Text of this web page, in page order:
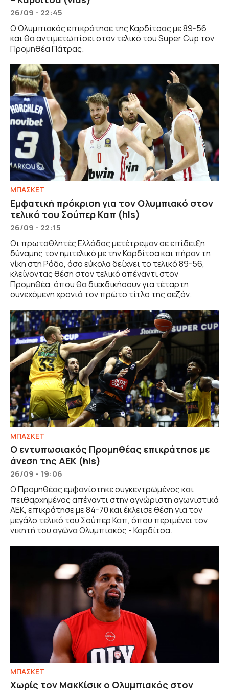
26/09 - 22:45
Ο Ολυμπιακός επικράτησε της Καρδίτσας με 89-56
και θα αντιμετωπίσει στον τελικό του Super Cup τον
Προμηθέα Πάτρας.
ΜΠΑΣΚΕΤ
Εμφατική πρόκριση για τον Ολυμπιακό στον
τελικό του Σούπερ Καπ (hls)
26/09 - 22:15
Οι πρωταθλητές Ελλάδος μετέτρεψαν σε επίδειξη
δύναμης τον ημιτελικό με την Καρδίτσα και πήραν τη
νίκη στη Ρόδο, όσο εύκολα δείχνει το τελικό 89-56,
κλείνοντας θέση στον τελικό απέναντι στον
Προμηθέα, όπου θα διεκδικήσουν για τέταρτη
συνεχόμενη χρονιά τον πρώτο τίτλο της σεζόν.
ΜΠΑΣΚΕΤ
Ο εντυπωσιακός Προμηθέας επικράτησε με
άνεση της ΑΕΚ (hls)
26/09 - 19:06
Ο Προμηθέας εμφανίστηκε συγκεντρωμένος και
πειθαρχημένος απέναντι στην αγνώριστη αγωνιστικά
ΑΕΚ, επικράτησε με 84-70 και έκλεισε θέση για τον
μεγάλο τελικό του Σούπερ Καπ, όπου περιμένει τον
νικητή του αγώνα Ολυμπιακός - Καρδίτσα.
ΜΠΑΣΚΕΤ
Χωρίς τον ΜακΚίσικ ο Ολυμπιακός στον